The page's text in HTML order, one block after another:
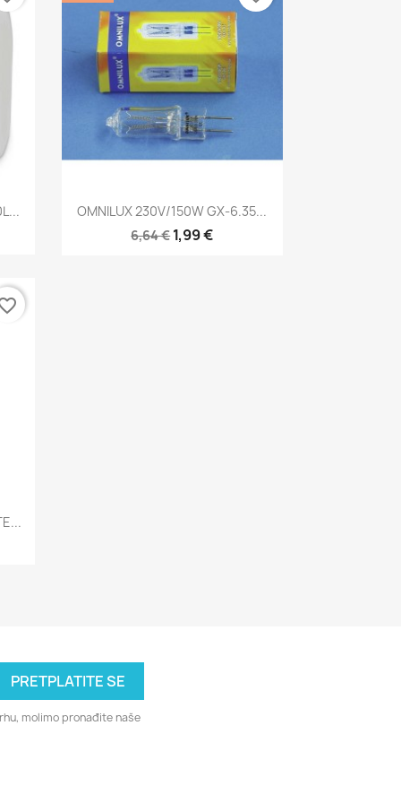
Brzi pregled
OMNILUX 230V/150W GX-6.35...
6,64 €1,99 €
molimo pronađite naše